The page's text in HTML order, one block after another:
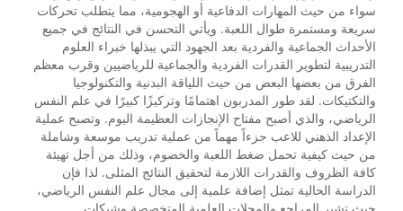
سواء من حيث المهارات الدفاعية أو الهجومية، مما يتطلب تحركات
سريعة ومستمرة طوال اللعبة. ويأتي التحسن في النتائج في جميع
الأحداث الجماعية والفردية بعد الجهود التي يبذلها خبراء العلوم
التدريبية لتطوير القدرات الفردية والجماعية للرياضيين وقرب معظم
الفرق من بعضها البعض من حيث اللياقة البدنية والتكنولوجيا
والتكتيكات. لقد طور المدربون اهتمامًا وتركيزًا كبيرًا في علم النفس
الرياضي، والذي أصبح مفتاح الإنجازات العظيمة اليوم. وتصبح عملية
الإعداد الذهني للاعب جزءاً مهماً من عملية تدريب موسعة وشاملة
من حيث كيفية تحمل ضغط اللعبة والخصوم، وذلك من أجل تهيئة
كافة الظروف والقدرات اللازمة لتحقيق النتائج المثلى. لذا فإن
الدراسة الحالية تمثل إضافة علمية إلى مجال علم النفس الرياضي،